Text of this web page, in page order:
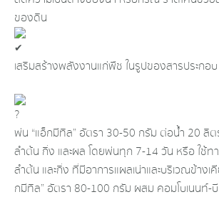
ของดิน
เสริมสร้างพลังงานแก่พืช ในรูปของสารประกอบ
พ่น “แอ็กมีทิล” อัตรา 30-50 กรัม ต่อน้ำ 20 ลิ
ลำต้น กิ่ง และผล โดยพ่นทุก 7-14 วัน หรือ ใช้ท
ลำต้น และกิ่ง ที่มีอาการแผลเน่าและบริเวณข้างเคี
กมีทิล” อัตรา 80-100 กรัม ผสม คอมโบเนนท์-